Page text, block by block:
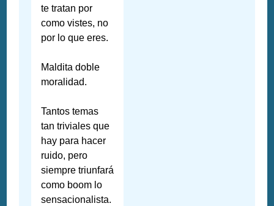
te tratan por
como vistes, no
por lo que eres.
Maldita doble
moralidad.
Tantos temas
tan triviales que
hay para hacer
ruido, pero
siempre triunfará
como boom lo
sensacionalista.